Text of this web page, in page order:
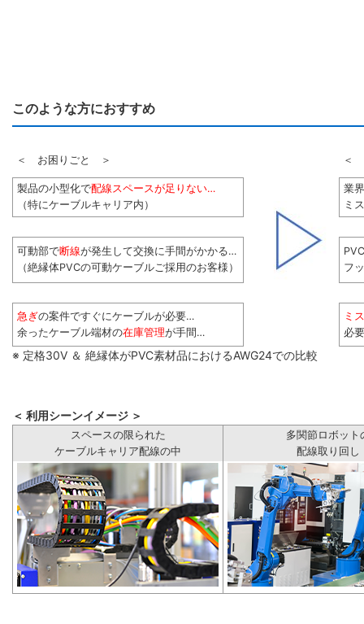
このような方におすすめ
＜ お困りごと ＞ ＜
製品の小型化で配線スペースが足りない…
（特にケーブルキャリア内）
業
ミ
可動部で断線が発生して交換に手間がかかる…
（絶縁体PVCの可動ケーブルご採用のお客様）
フ
急ぎの案件ですぐにケーブルが必要…
余ったケーブル端材の在庫管理が手間…
ミ
必
※ 定格30V ＆ 絶縁体がPVC素材品におけるAWG24での比較
＜ 利用シーンイメージ ＞
スペースの限られた
ケーブルキャリア配線の中
多関節ロボット
配線取り回し